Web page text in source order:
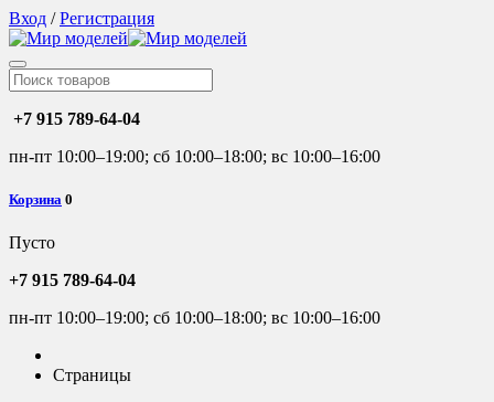
Вход /Регистрация
+7 915 789-64-04
пн-пт 10:00–19:00; сб 10:00–18:00; вс 10:00–16:00
Корзина 0
Пусто
+7 915 789-64-04
пн-пт 10:00–19:00; сб 10:00–18:00; вс 10:00–16:00
Страницы